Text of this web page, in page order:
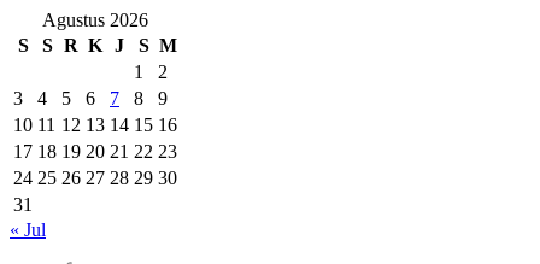
Agustus 2026
S
S R K J S M
1
2
3
4 5 6 7 8
9
10 11 12 13 14 15 16
17 18 19 20 21 22 23
24 25 26 27 28 29 30
31
« Jul